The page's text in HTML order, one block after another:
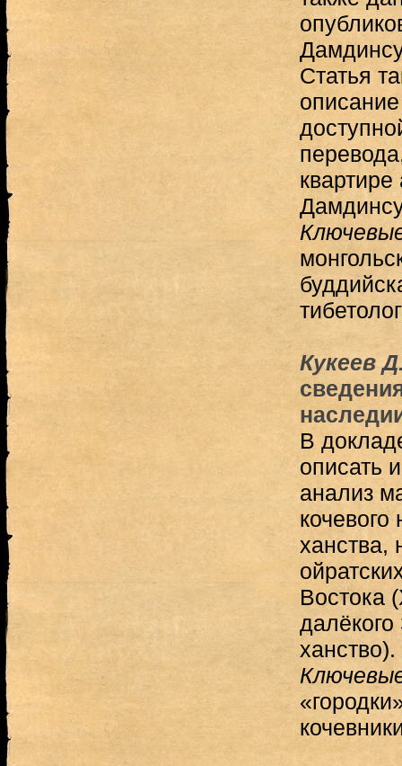
Статья
описание
Кукеев
В
описать
анализ
кочевого
ханства,
Востока
ханство).